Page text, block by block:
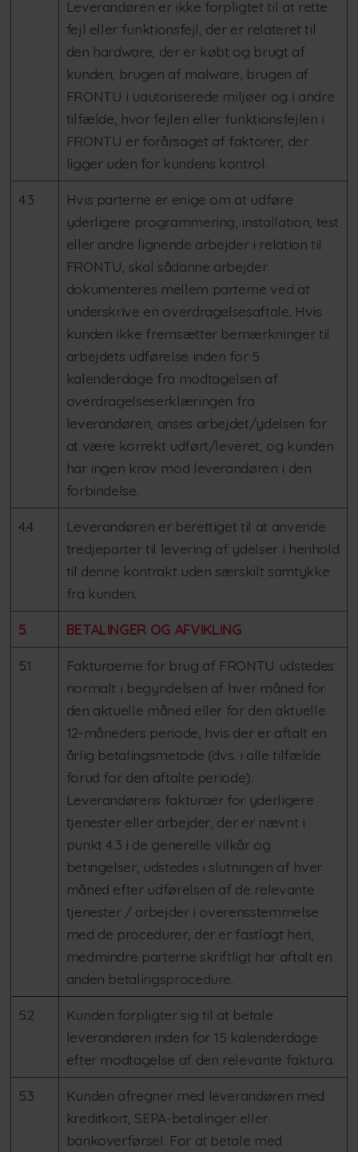
Leverandøren er ikke forpligtet til at rette
fejl eller funktionsfejl, der er relateret til
den hardware, der er købt og brugt af
kunden, brugen af malware, brugen af
FRONTU i uautoriserede miljøer og i andre
tilfælde, hvor fejlen eller funktionsfejlen i
FRONTU er forårsaget af faktorer, der
ligger uden for kundens kontrol.
4.3
Hvis parterne er enige om at udføre
yderligere programmering, installation, test
eller andre lignende arbejder i relation til
FRONTU, skal sådanne arbejder
dokumenteres mellem parterne ved at
underskrive en overdragelsesaftale. Hvis
kunden ikke fremsætter bemærkninger til
arbejdets udførelse inden for 5
kalenderdage fra modtagelsen af
overdragelseserklæringen fra
leverandøren, anses arbejdet/ydelsen for
at være korrekt udført/leveret, og kunden
har ingen krav mod leverandøren i den
forbindelse.
4.4
Leverandøren er berettiget til at anvende
tredjeparter til levering af ydelser i henhold
til denne kontrakt uden særskilt samtykke
fra kunden.
5. BETALINGER OG AFVIKLING
5.1
Fakturaerne for brug af FRONTU udstedes
normalt i begyndelsen af hver måned for
den aktuelle måned eller for den aktuelle
12-måneders periode, hvis der er aftalt en
årlig betalingsmetode (dvs. i alle tilfælde
forud for den aftalte periode).
Leverandørens fakturaer for yderligere
tjenester eller arbejder, der er nævnt i
punkt 4.3 i de generelle vilkår og
betingelser, udstedes i slutningen af hver
måned efter udførelsen af de relevante
tjenester / arbejder i overensstemmelse
med de procedurer, der er fastlagt heri,
medmindre parterne skriftligt har aftalt en
anden betalingsprocedure.
5.2
Kunden forpligter sig til at betale
leverandøren inden for 15 kalenderdage
efter modtagelse af den relevante faktura.
5.3
Kunden afregner med leverandøren med
kreditkort, SEPA-betalinger eller
bankoverførsel. For at betale med